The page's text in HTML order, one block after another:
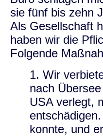
sie fünf bis zehn
Als Gesellschaft
haben wir die
Folgende
1. Wir
nach
USA verlegt,
konnte, und